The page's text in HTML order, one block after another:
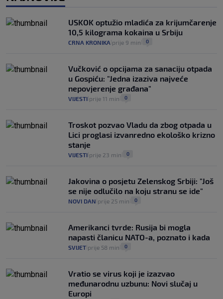
Plenković na 15 dana ukine mjere: "Ne bi
se dogodilo ništa. Vlada se zaljubila u te
intervencije"
USKOK optužio mladića za krijumčarenje
10,5 kilograma kokaina u Srbiju
CRNA KRONIKA prije 9 min 0
Vučković o opcijama za sanaciju otpada
u Gospiću: "Jedna izaziva najveće
nepovjerenje građana"
VIJESTI prije 11 min 0
Troskot pozvao Vladu da zbog otpada u
Lici proglasi izvanredno ekološko krizno
stanje
VIJESTI prije 23 min 0
Jakovina o posjetu Zelenskog Srbiji: "Još
se nije odlučilo na koju stranu se ide"
NOVI DAN prije 25 min 0
Amerikanci tvrde: Rusija bi mogla
napasti članicu NATO-a, poznato i kada
SVIJET prije 58 min 0
Vratio se virus koji je izazvao
međunarodnu uzbunu: Novi slučaj u
Europi